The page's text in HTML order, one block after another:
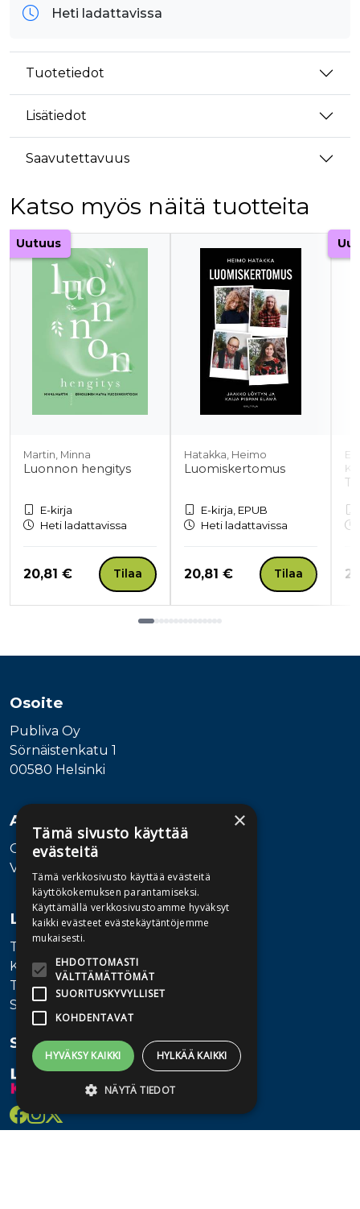
Heti ladattavissa
Tuotetiedot
Lisätiedot
Saavutettavuus
Katso myös näitä tuotteita
Tuoteluettelon alku
Uutuus
Martin, Minna
Luonnon hengitys
E-kirja
Heti ladattavissa
Hinta nyt
20,81 € Tilaa
Hatakka, Heimo
Luomiskertomus
E-kirja, EPUB
Heti ladattavissa
Hinta nyt
20,81 € Tilaa
Osoite
Publiva Oy
Sörnäistenkatu 1
00580 Helsinki
Asiakaspalvelu
Ota yhteyttä
Vaihde: 010 345100
Lisätietoa
Toimitusehdot
Käyttöohjeet
Tietosuojaseloste
Saavutettavuusseloste
Seuraa meitä
×
Tämä sivusto käyttää
evästeitä
Tämä verkkosivusto käyttää evästeitä
käyttökokemuksen parantamiseksi.
Käyttämällä verkkosivustoamme hyväksyt
kaikki evästeet evästekäytäntöjemme
mukaisesti.
EHDOTTOMASTI
VÄLTTÄMÄTTÖMÄT
SUORITUSKYVYLLISET
KOHDENTAVAT
HYVÄKSY KAIKKI HYLKÄÄ KAIKKI
NÄYTÄ TIEDOT